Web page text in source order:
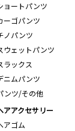
ョートパンツ
ーゴパンツ
ノパンツ
ウェットパンツ
ラックス
ニムパンツ
ンツ/その他
アアクセサリー
アゴム